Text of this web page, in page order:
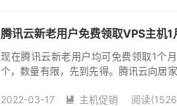
腾讯云新老用户免费领取VPS主机
现在腾讯云新老用户均可免费领取1个
个，数量有限，先到先得。腾讯云向居
2022-03-17
 主机促销 阅读